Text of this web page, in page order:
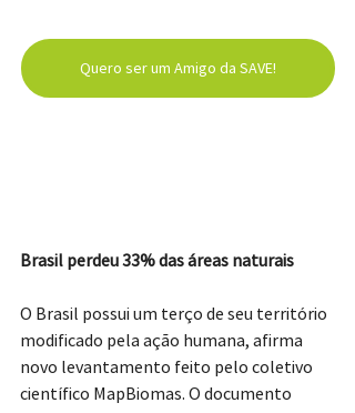
Quero ser um Amigo da SAVE!
Brasil perdeu 33% das áreas naturais
O Brasil possui um terço de seu território
modificado pela ação humana, afirma
novo levantamento feito pelo coletivo
científico MapBiomas. O documento